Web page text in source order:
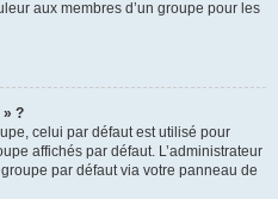
aux membres d’un groupe pour les
» ?
celui par défaut est utilisé pour
affichés par défaut. L’administrateur
par défaut via votre panneau de